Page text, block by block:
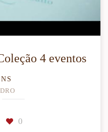
4 eventos
0